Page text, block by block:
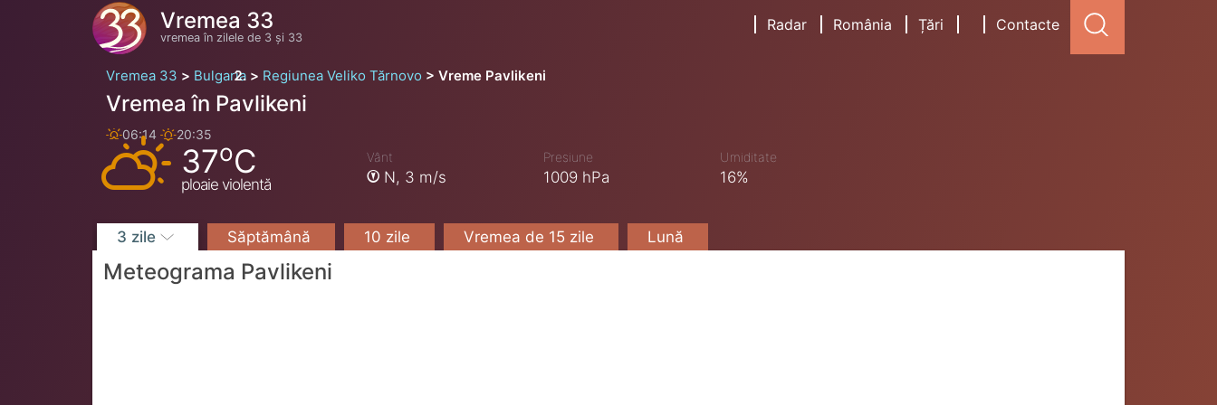
Vremea 33
vremea în zilele de 3 și 33
Radar România Țări Contacte
Vremea 33 Bulgaria Regiunea Veliko Tărnovo Vreme Pavlikeni
Vremea în Pavlikeni
06:14 20:35
37oC
ploaie violentă
Vânt
N, 3 m/s
Presiune
1009 hPa
Umiditate
16%
3 zile Săptămână 10 zile Vremea de 15 zile Lună
Meteograma Pavlikeni